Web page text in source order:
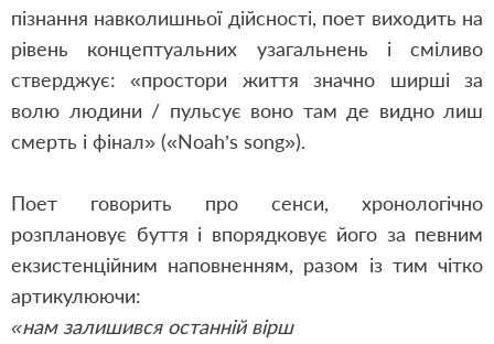
пізнання навколишньої дійсності, поет виходить на
рівень концептуальних узагальнень і сміливо
стверджує: «простори життя значно ширші за
волю людини / пульсує воно там де видно лиш
смерть і фінал» («Noah’s song»).
Поет говорить про сенси, хронологічно
розплановує буття і впорядковує його за певним
екзистенційним наповненням, разом із тим чітко
артикулюючи:
«нам залишився останній вірш